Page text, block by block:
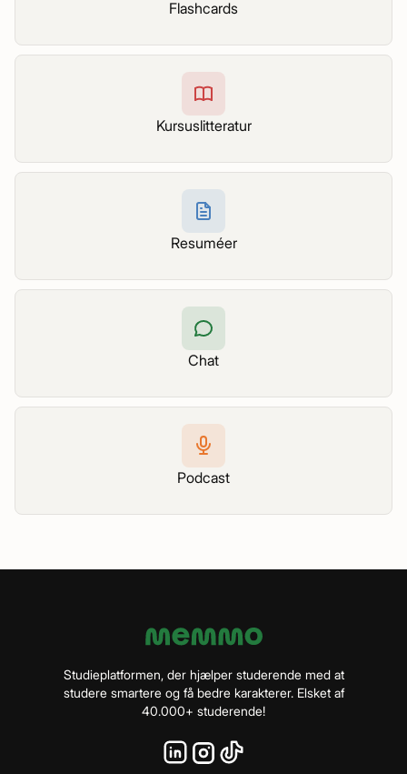
Flashcards
Kursuslitteratur
Resuméer
Chat
Podcast
Studieplatformen, der hjælper studerende med at
studere smartere og få bedre karakterer. Elsket af
40.000+ studerende!